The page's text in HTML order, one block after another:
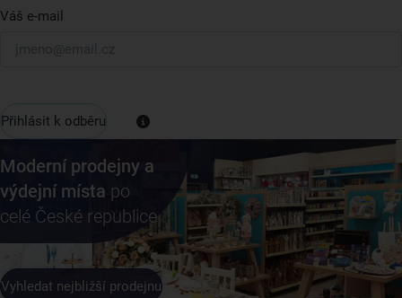
Váš e-mail
Přihlásit k odběru
Moderní prodejny a
výdejní místa po
celé České republice
Vyhledat nejbližší prodejnu